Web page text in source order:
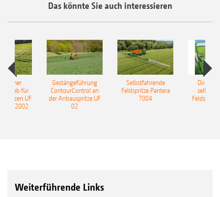
Fall schafft die Ausstattung mit vier Sensoren
geschaltet und es wird der Sensor
berücksichtigt, der am ­dichtesten zur
Zielfläche ist.
Ultraschallsensoren
Winkellsensoren
Das könnte Sie auch interessieren
für
UF
UF 2002
Gestängeführung
ContourControl an
der Anbauspritze UF
02
Selbstfahrende
Feldspritze Pantera
7004
Weiterführende Links